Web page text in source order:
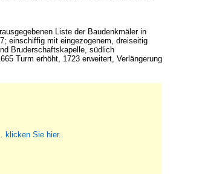
Liste der Baudenkmäler in
einschiffig mit eingezogenem, dreiseitig
Bruderschaftskapelle, südlich
Turm erhöht, 1723 erweitert, Verlängerung
klicken Sie hier..